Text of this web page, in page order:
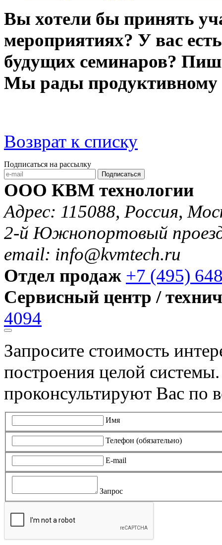
Вы хотели бы принять
мероприятиях? У вас
будущих семинаров?
Мы рады продуктивному
Возврат к списку
Подписаться на рассылку
Подписаться
ООО КВМ технологии
Адрес: 115088, Россия,
2-й Южнопортовый
email: info@kvmtech.ru
Отдел продаж +7 (495)
Сервисный центр /
4094
Запросите стоимость
построения целой
проконсультируют Вас по
Имя
Телефон (обязательно)
E-mail
Запрос